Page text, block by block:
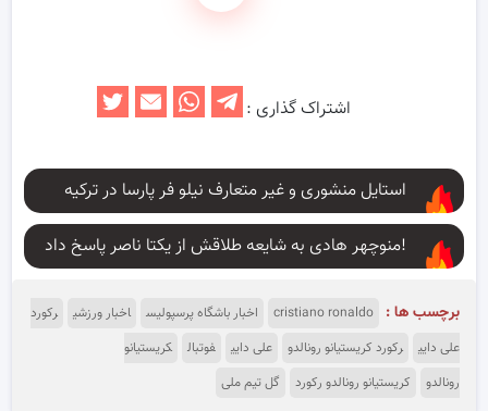
اشتراک گذاری :
استایل منشوری و غیر متعارف نیلو فر پارسا در ترکیه
منوچهر هادی به شایعه طلاقش از یکتا ناصر پاسخ داد!
برچسب ها : cristiano ronaldo اخبار باشگاه پرسپولیس اخبار ورزشی
رکورد
علی دایی
رکورد کریستیانو رونالدو علی دایی فوتبال
کریستیانو
رونالدو
کریستیانو رونالدو رکورد گل تیم ملی